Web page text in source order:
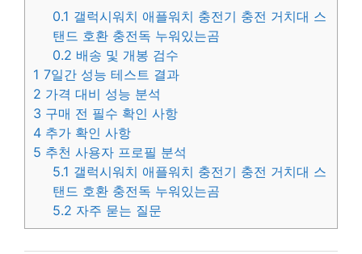
0.1 갤럭시워치 애플워치 충전기 충전 거치대 스
탠드 호환 충전독 누워있는곰
0.2 배송 및 개봉 검수
1 7일간 성능 테스트 결과
2 가격 대비 성능 분석
3 구매 전 필수 확인 사항
4 추가 확인 사항
5 추천 사용자 프로필 분석
5.1 갤럭시워치 애플워치 충전기 충전 거치대 스
탠드 호환 충전독 누워있는곰
5.2 자주 묻는 질문